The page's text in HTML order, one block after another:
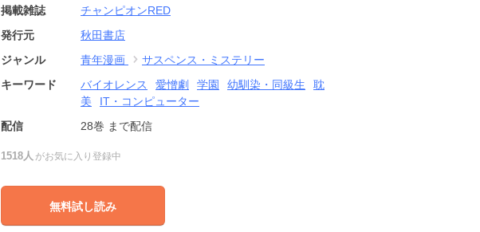
掲載雑誌
チャンピオンRED
発行元
秋田書店
ジャンル
青年漫画
サスペンス・ミステリー
キーワード
バイオレンス 愛憎劇 学園 幼馴染・同級生
耽
美
IT・コンピューター
配信
28巻 まで配信
1518人 がお気に入り登録中
無料試し読み